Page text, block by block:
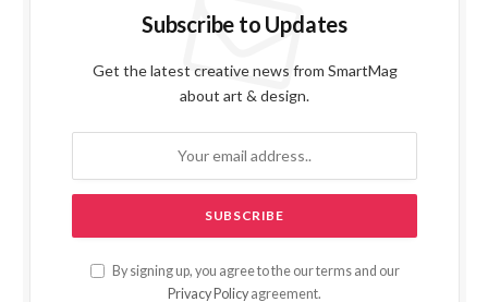
Subscribe to Updates
Get the latest creative news from SmartMag
about art & design.
By signing up, you agree to the our terms and our
Privacy Policy agreement.